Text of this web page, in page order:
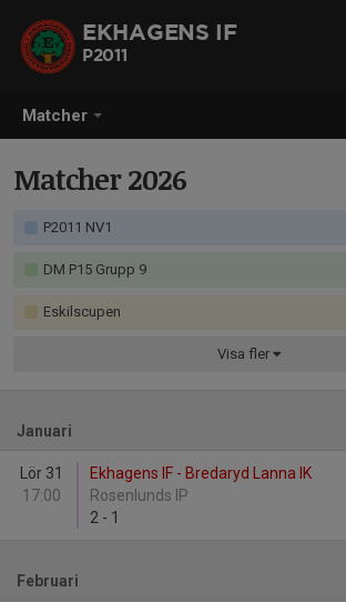
Matcher
EKHAGENS IF
P2011
Matcher 2026
P2011 NV1
DM P15 Grupp 9
Eskilscupen
Visa fler
Januari
Lör 31
17:00
Ekhagens IF - Bredaryd Lanna IK
Rosenlunds IP
2 - 1
Februari